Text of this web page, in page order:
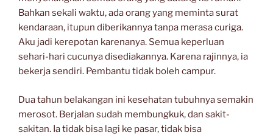
Bahkan sekali waktu, ada orang yang meminta surat
kendaraan, itupun diberikannya tanpa merasa curiga.
Aku jadi kerepotan karenanya. Semua keperluan
sehari-hari cucunya disediakannya. Karena rajinnya, ia
bekerja sendiri. Pembantu tidak boleh campur.
Dua tahun belakangan ini kesehatan tubuhnya semakin
merosot. Berjalan sudah membungkuk, dan sakit-
sakitan. Ia tidak bisa lagi ke pasar, tidak bisa